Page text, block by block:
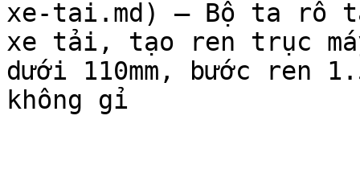
xe-tai.md) — Bộ ta rô
xe tải, tạo ren trục
dưới 110mm, bước ren